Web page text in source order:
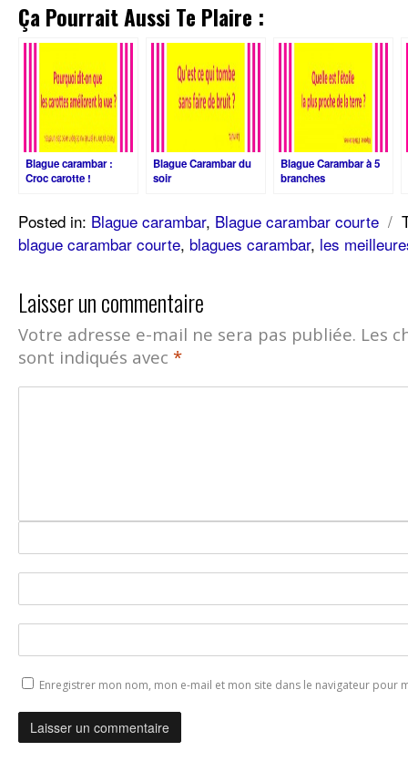
Ça Pourrait Aussi Te Plaire :
Blague carambar :
Croc carotte !
Blague Carambar du
soir
Blague Carambar à 5
branches
Posted in: Blague carambar, Blague carambar courte /
blague carambar courte, blagues carambar, les
Laisser un commentaire
Votre adresse e-mail ne sera pas publiée. Les
sont indiqués avec *
Enregistrer mon nom, mon e-mail et mon site dans le navigateur pour